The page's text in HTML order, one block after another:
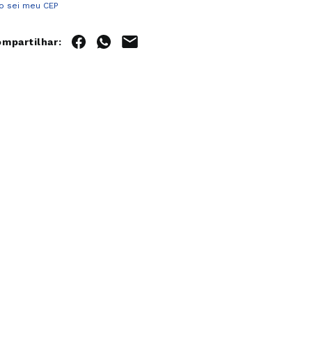
sei meu CEP